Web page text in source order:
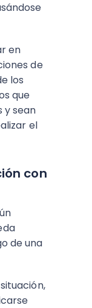
en
de
los
que
y sean
el
con
de una